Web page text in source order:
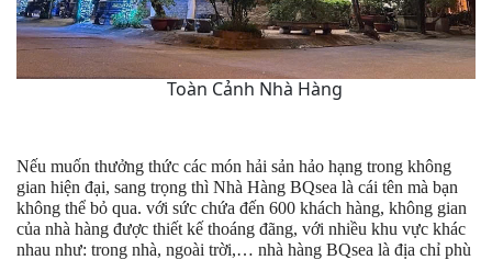
Toàn Cảnh Nhà Hàng
Nếu muốn thưởng thức các món hải sản hảo hạng trong không
gian hiện đại, sang trọng thì Nhà Hàng BQsea là cái tên mà bạn
không thể bỏ qua. với sức chứa đến 600 khách hàng, không gian
của nhà hàng được thiết kế thoáng đãng, với nhiều khu vực khác
nhau như: trong nhà, ngoài trời,… nhà hàng BQsea là địa chỉ phù